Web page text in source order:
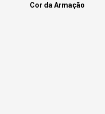
Cor da Armação